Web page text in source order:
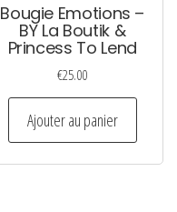
Bougie Emotions –
BY La Boutik &
Princess To Lend
€25.00
Ajouter au panier